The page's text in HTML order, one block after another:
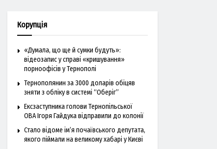
Корупція
«Думала, що ще й сумки будуть»:
відеозапис у справі «кришування»
порноофісів у Тернополі
Тернополянин за 3000 доларів обіцяв
зняти з обліку в системі “Оберіг”
Ексзаступника голови Тернопільської
ОВА Ігоря Гайдука відправили до колонії
Стало відоме ім’я почаївського депутата,
якого піймали на великому хабарі у Києві